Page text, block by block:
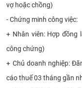
vợ hoặc chồng)
- Chứng minh công việc:
+ Nhân viên: Hợp đồng
công chứng)
+ Chủ doanh nghiệp:
cáo thuế 03 tháng gần